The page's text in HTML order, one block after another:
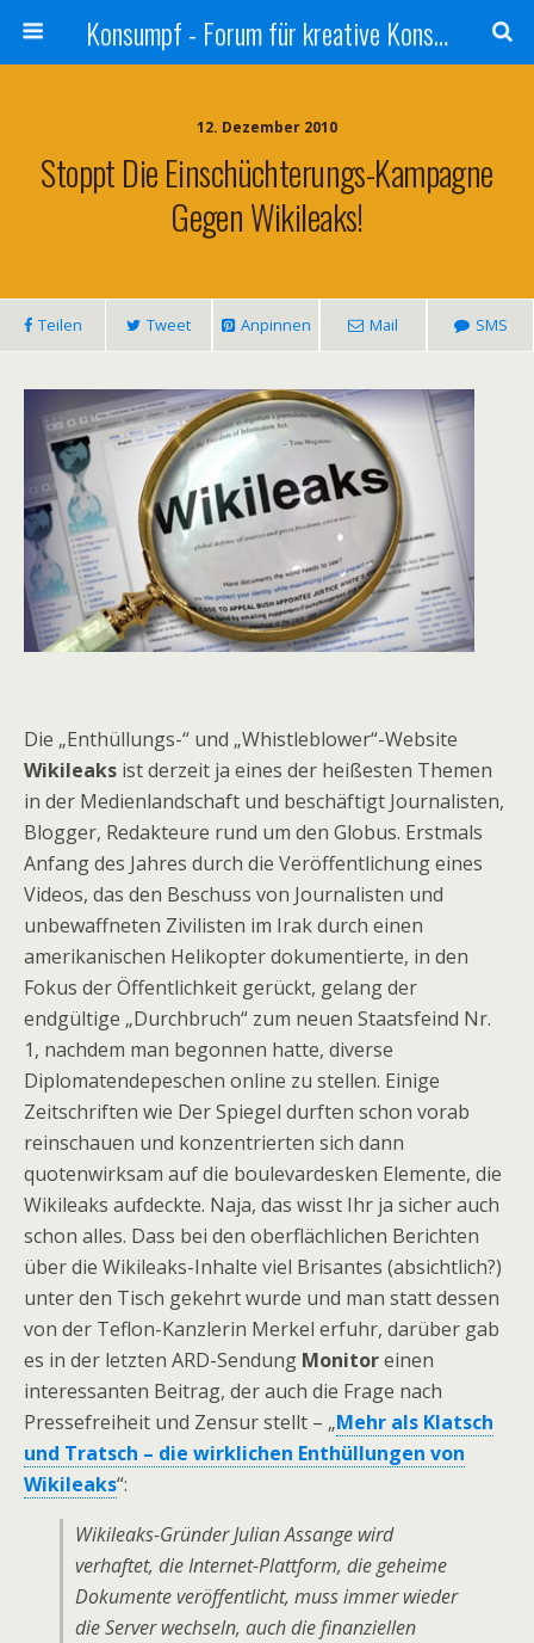
Konsumpf - Forum für kreative Konsumkritik - Culture Jamming, Nachhaltigkeit, Konzernkritik, Adbusting
12. Dezember 2010
Stoppt Die Einschüchterungs-Kampagne
Gegen Wikileaks!
Teilen Tweet Anpinnen Mail SMS
Die „Enthüllungs-“ und „Whistleblower“-Website
Wikileaks ist derzeit ja eines der heißesten Themen
in der Medienlandschaft und beschäftigt Journalisten,
Blogger, Redakteure rund um den Globus. Erstmals
Anfang des Jahres durch die Veröffentlichung eines
Videos, das den Beschuss von Journalisten und
unbewaffneten Zivilisten im Irak durch einen
amerikanischen Helikopter dokumentierte, in den
Fokus der Öffentlichkeit gerückt, gelang der
endgültige „Durchbruch“ zum neuen Staatsfeind Nr.
1, nachdem man begonnen hatte, diverse
Diplomatendepeschen online zu stellen. Einige
Zeitschriften wie Der Spiegel durften schon vorab
reinschauen und konzentrierten sich dann
quotenwirksam auf die boulevardesken Elemente, die
Wikileaks aufdeckte. Naja, das wisst Ihr ja sicher auch
schon alles. Dass bei den oberflächlichen Berichten
über die Wikileaks-Inhalte viel Brisantes (absichtlich?)
unter den Tisch gekehrt wurde und man statt dessen
von der Teflon-Kanzlerin Merkel erfuhr, darüber gab
es in der letzten ARD-Sendung Monitoreinen
interessanten Beitrag, der auch die Frage nach
Pressefreiheit und Zensur stellt – „Mehr als Klatsch
und Tratsch – die wirklichen Enthüllungen von
Wikileaks“:
Wikileaks-Gründer Julian Assange wird
verhaftet, die Internet-Plattform, die geheime
Dokumente veröffentlicht, muss immer wieder
die Server wechseln, auch die finanziellen